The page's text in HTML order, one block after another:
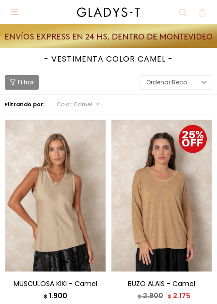

VESTIMENTA COLOR CAMEL
Recomendados
Filtrando por: Color: Camel
MUSCULOSA KIKI - Camel
$ 1.900
BUZO ALAIS - Camel
$2.900 $ 2.175